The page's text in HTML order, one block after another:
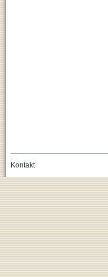
Kontakt